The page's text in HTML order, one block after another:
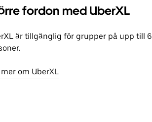
fordon med UberXL
är tillgänglig för grupper på upp till 6
mer om UberXL